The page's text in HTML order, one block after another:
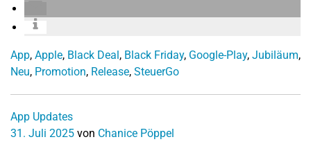
App, Apple, Black Deal, Black Friday, Google-Play, Jubiläum,
Neu, Promotion, Release, SteuerGo
App Updates
31. Juli 2025 von Chanice Pöppel